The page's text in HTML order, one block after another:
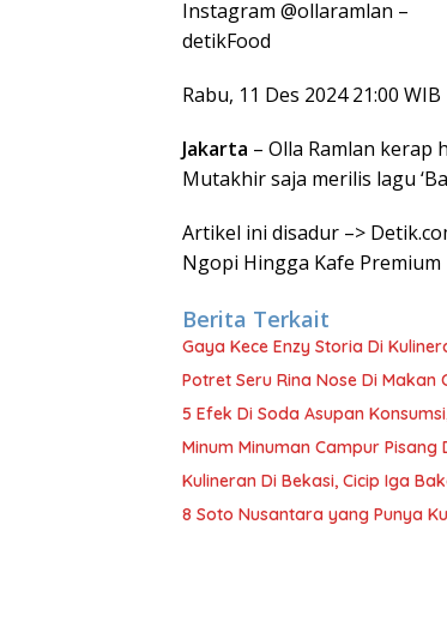
Instagram @ollaramlan –
detikFood
Rabu, 11 Des 2024 21:00 WIB
Jakarta – Olla Ramlan kerap
Mutakhir saja merilis lagu
Artikel ini disadur –>
Ngopi Hingga Kafe Premium
Berita Terkait
Gaya Kece Enzy Storia Di
Potret Seru Rina Nose Di
5 Efek Di Soda Asupan
Minum Minuman Campur
Kulineran Di Bekasi, Cicip Iga
8 Soto Nusantara yang Punya